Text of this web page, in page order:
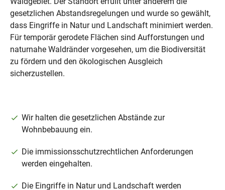
gesetzlichen Abstandsregelungen und wurde so gewählt,
dass Eingriffe in Natur und Landschaft minimiert werden.
Für temporär gerodete Flächen sind Aufforstungen und
naturnahe Waldränder vorgesehen, um die Biodiversität
zu fördern und den ökologischen Ausgleich
sicherzustellen.
Wir halten die gesetzlichen Abstände zur
Wohnbebauung ein.
Die immissionsschutzrechtlichen Anforderungen
werden eingehalten.
Die Eingriffe in Natur und Landschaft werden